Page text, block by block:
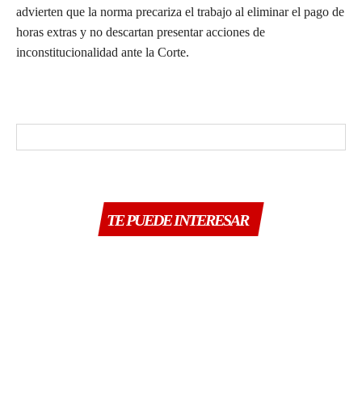
advierten que la norma precariza el trabajo al eliminar el pago de
horas extras y no descartan presentar acciones de
inconstitucionalidad ante la Corte.
TE PUEDE INTERESAR